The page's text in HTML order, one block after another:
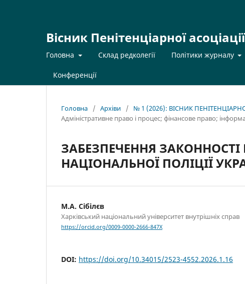
Вісник Пенітенціарної
Головна Склад редколегії Політики журналу
Конференції
Головна / Архіви / № 1 (2026): ВІСНИК
Адміністративне право і процес; фінансове право;
ЗАБЕЗПЕЧЕННЯ ЗАКОННОСТІ
НАЦІОНАЛЬНОЇ ПОЛІЦІЇ
М.А. Сібілєв
Харківський національний університет внутрішніх справ
https://orcid.org/0009-0000-2666-847X
DOI: https://doi.org/10.34015/2523-4552.2026.1.16